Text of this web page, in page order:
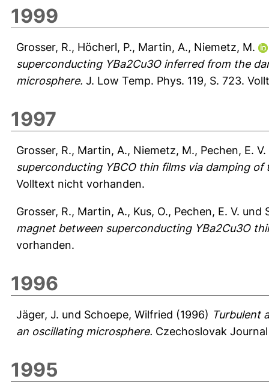
1999
Grosser, R., Höcherl, P., Martin, A., Niemetz, M.
superconducting YBa2Cu3O inferred from the
microsphere. J. Low Temp. Phys. 119, S. 723.
1997
Grosser, R., Martin, A., Niemetz, M., Pechen, E. V.
superconducting YBCO thin films via damping
Volltext nicht vorhanden.
Grosser, R., Martin, A., Kus, O., Pechen, E. V. und
magnet between superconducting YBa2Cu3O
vorhanden.
1996
Jäger, J. und Schoepe, Wilfried (1996) Turbulent
an oscillating microsphere. Czechoslovak
1995